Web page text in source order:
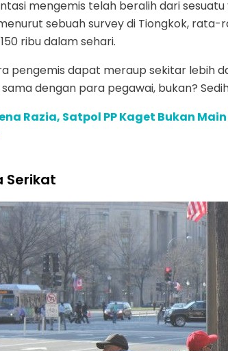
mengemis telah beralih dari
sebuah survey di Tiongkok,
ribu dalam sehari.
pengemis dapat meraup sekitar lebih
dengan para pegawai, bukan?
Razia, Satpol PP Kaget Bukan
Serikat